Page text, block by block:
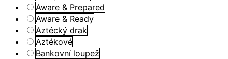
Aware & Prepared
Aware & Ready
Aztécký drak
Aztékové
Bankovní loupež